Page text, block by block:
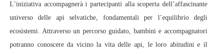
L’iniziativa accompagnerà i partecipanti alla scoperta dell’affascinante
universo delle api selvatiche, fondamentali per l’equilibrio degli
ecosistemi. Attraverso un percorso guidato, bambini e accompagnatori
potranno conoscere da vicino la vita delle api, le loro abitudini e il